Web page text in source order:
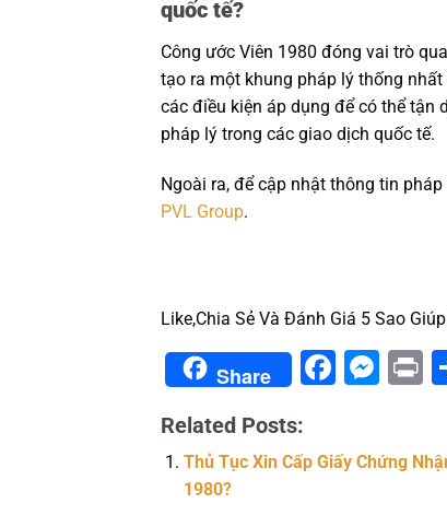
quốc tế?
Công ước Viên 1980 đóng vai trò
tạo ra một khung pháp lý thống
các điều kiện áp dụng để có thể tận
pháp lý trong các giao dịch quốc tế.
Ngoài ra, để cập nhật thông tin
PVL Group.
Like,Chia Sẻ Và Đánh Giá 5 Sao
Share
Related Posts:
Thủ Tục Xin Cấp Giấy Chứng
1980?